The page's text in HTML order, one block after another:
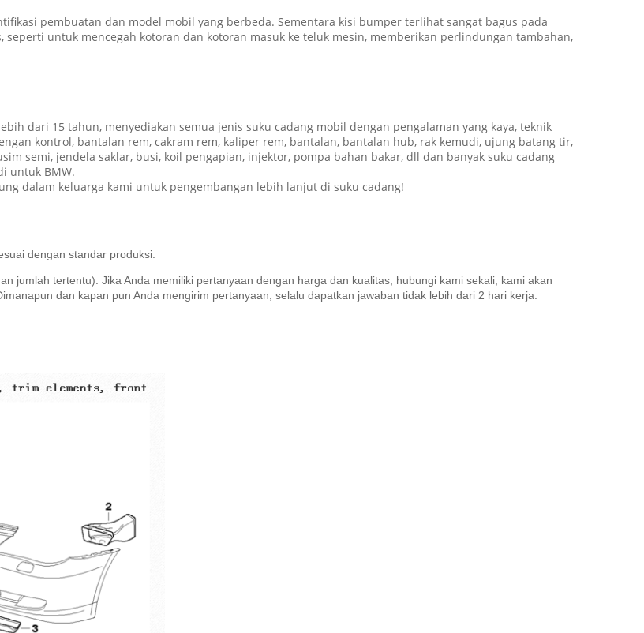
pembuatan dan model mobil yang berbeda. Sementara kisi bumper terlihat sangat bagus pada
untuk mencegah kotoran dan kotoran masuk ke teluk mesin, memberikan perlindungan tambahan,
dari 15 tahun, menyediakan semua jenis suku cadang mobil dengan pengalaman yang kaya, teknik
kontrol, bantalan rem, cakram rem, kaliper rem, bantalan, bantalan hub, rak kemudi, ujung batang tir,
semi, jendela saklar, busi, koil pengapian, injektor, pompa bahan bakar, dll dan banyak suku cadang
untuk BMW.
dalam keluarga kami untuk pengembangan lebih lanjut di suku cadang!
dengan standar produksi.
jumlah tertentu). Jika Anda memiliki pertanyaan dengan harga dan kualitas, hubungi kami sekali, kami akan
dan kapan pun Anda mengirim pertanyaan, selalu dapatkan jawaban tidak lebih dari 2 hari kerja.